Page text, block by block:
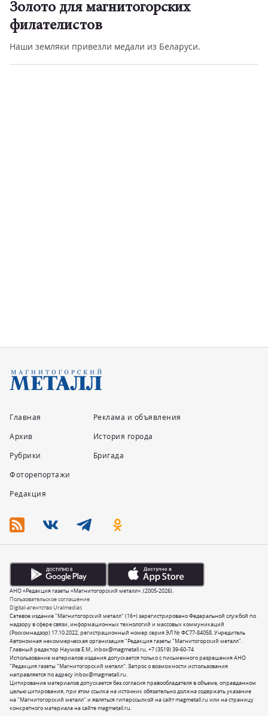
Золото для магнитогорских
филателистов
Наши земляки привезли медали из Беларуси.
Главная
Архив
Рубрики
Фоторепортажи
Редакция
Реклама и объявления
История города
Бригада
Сетевое издание "Магнитогорский металл" (16+) зарегистрировано Федеральной службой по
надзору в сфере связи, информационных технологий и массовых коммуникаций
(Роскомнадзор) 17.10.2022, регистрационный номер серия ЭЛ № ФС77-84058. Учредитель
Автономная некоммерческая организация "Редакция газеты "Магнитогорский металл".
Главный редактор Наумов Е.М.,inbox@magmetall.ru,+7 (3519) 39-60-74
Использование материалов издания допускается только с письменного разрешения АНО
"Редакция газеты "Магнитогорский металл". Запрос о возможности использования
направляется по адресуinbox@magmetall.ru.
Цитирование материалов допускается без согласия правообладателя в объеме, оправданном
целью цитирования, при этом ссылка на источник обязательно должна содержать указание
на "Магнитогорский металл" и являться гиперссылкой на сайт magmetall.ru или на страницу
конкретного материала на сайте magmetall.ru.
Пользовательское соглашение
Digital-агентство Uralmedias
АНО «Редакция газеты «Магнитогорский металл». (2005-2026).